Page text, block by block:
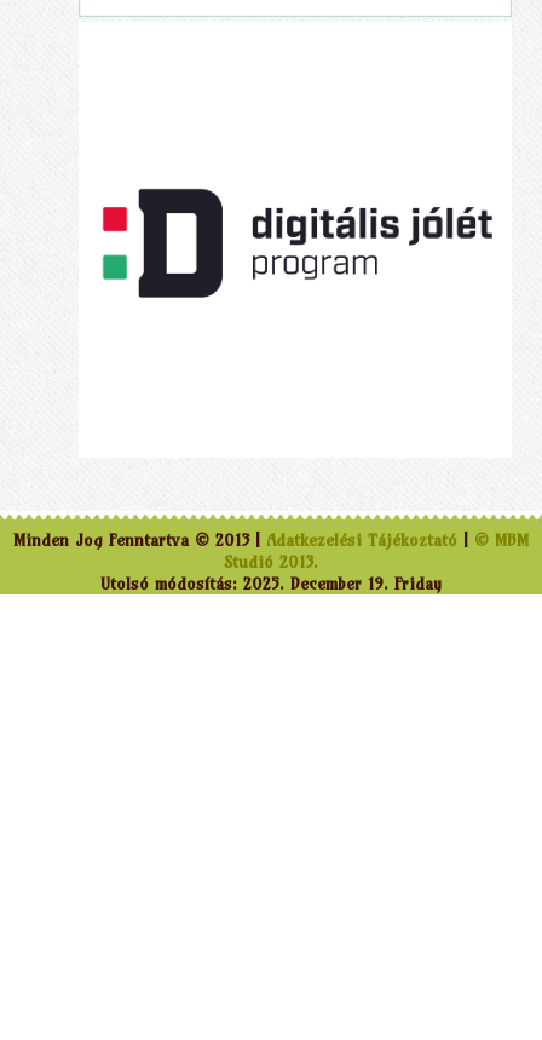
Minden Jog Fenntartva © 2013 | Adatkezelési Tájékoztató | © MBM
Studió 2013.
Utolsó módosítás: 2025. December 19. Friday